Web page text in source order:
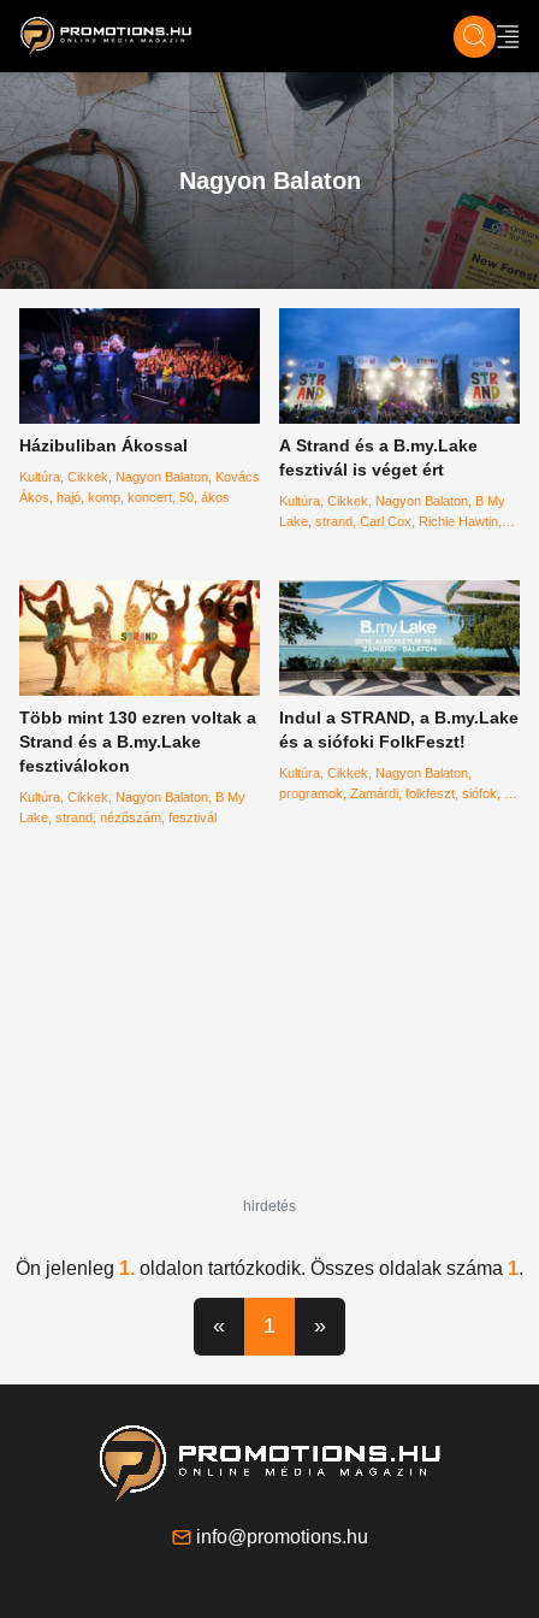
ZENE, FILM & KULT ÉLET TECH &
Nagyon Balaton
Házibuliban Ákossal
Kultúra Cikkek Nagyon Balaton Kovács
Ákos hajó komp koncert 50 ákos
A Strand és a B.my.Lake
fesztivál is véget ért
Kultúra Cikkek Nagyon Balaton B My
Lake strand Carl Cox
Richie Hawtin
Több mint 130 ezren voltak a
Strand és a B.my.Lake
fesztiválokon
Kultúra Cikkek Nagyon Balaton B My
Lake strand nézőszám fesztivál
Indul a STRAND, a B.my.Lake
és a siófoki FolkFeszt!
Kultúra Cikkek
Nagyon Balaton
programok Zamárdi folkfeszt siófok
hirdetés
Ön jelenleg 1. oldalon tartózkodik. Összes oldalak száma 1.
« 1 »
info@promotions.hu